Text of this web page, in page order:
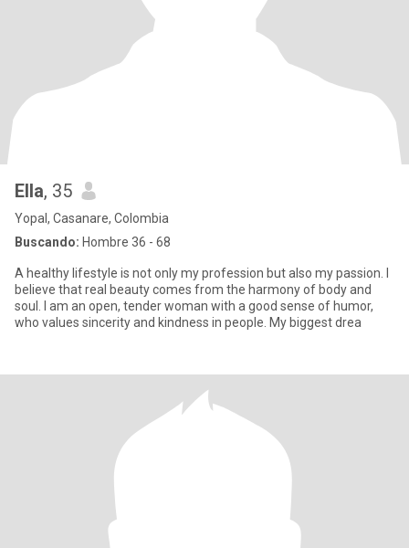
Ella, 35
Yopal, Casanare, Colombia
Buscando: Hombre 36 - 68
A healthy lifestyle is not only my profession but also my passion. I
believe that real beauty comes from the harmony of body and
soul. I am an open, tender woman with a good sense of humor,
who values sincerity and kindness in people. My biggest drea